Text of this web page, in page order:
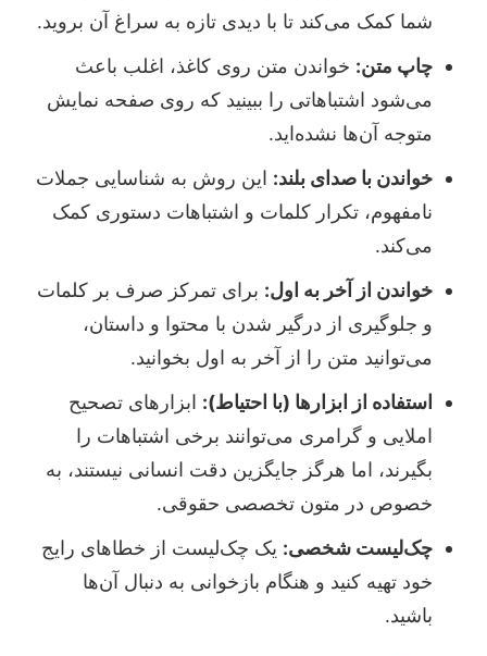
شما کمک می‌کند تا با دیدی تازه به سراغ آن بروید.
چاپ متن: خواندن متن روی کاغذ، اغلب باعث
می‌شود اشتباهاتی را ببینید که روی صفحه نمایش
متوجه آن‌ها نشده‌اید.
خواندن با صدای بلند: این روش به شناسایی جملات
نامفهوم، تکرار کلمات و اشتباهات دستوری کمک
می‌کند.
خواندن از آخر به اول: برای تمرکز صرف بر کلمات
و جلوگیری از درگیر شدن با محتوا و داستان،
می‌توانید متن را از آخر به اول بخوانید.
استفاده از ابزارها (با احتیاط): ابزارهای تصحیح
املایی و گرامری می‌توانند برخی اشتباهات را
بگیرند، اما هرگز جایگزین دقت انسانی نیستند، به
خصوص در متون تخصصی حقوقی.
چک‌لیست شخصی: یک چک‌لیست از خطاهای رایج
خود تهیه کنید و هنگام بازخوانی به دنبال آن‌ها
باشید.